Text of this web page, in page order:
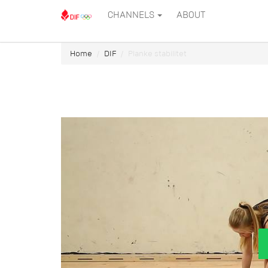
CHANNELS ABOUT
Home DIF Planke stabilitet